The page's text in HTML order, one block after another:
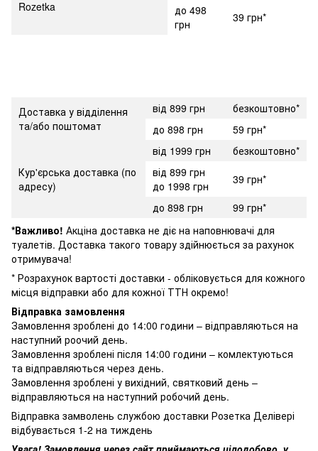
Rozetka
до 498
грн
39 грн*
Доставка у відділення
та/або поштомат
від 899 грн
безкоштовно*
до 898 грн
59 грн*
Кур'єрська доставка (по
адресу)
від 1999 грн
безкоштовно*
від 899 грн
до 1998 грн
39 грн*
до 898 грн
99 грн*
*Важливо! Акціна доставка не діє на наповнювачі для
туалетів. Доставка такого товару здійнюється за рахунок
отримувача!
* Розрахунок вартості доставки - обліковується для кожного
місця відправки або для кожної ТТН окремо!
Відправка замовлення
Замовлення зроблені до 14:00 години – відправляються на
наступний роочий день.
Замовлення зроблені після 14:00 години – комлектуються
та відправляються через день.
Замовлення зроблені у вихідний, святковий день –
відправляються на наступний робочий день.
Відправка замволень службою доставки Розетка Делівері
відбувається 1-2 на тиждень